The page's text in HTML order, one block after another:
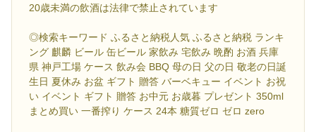
20歳未満の飲酒は法律で禁止されています
◎検索キーワード ふるさと納税人気 ふるさと納税 ランキ
ング 麒麟 ビール 缶ビール 家飲み 宅飲み 晩酌 お酒 兵庫
県 神戸工場 ケース 飲み会 BBQ 母の日 父の日 敬老の日誕
生日 夏休み お盆 ギフト 贈答 バーベキュー イベント お祝
い イベント ギフト 贈答 お中元 お歳暮 プレゼント 350ml
まとめ買い 一番搾り ケース 24本 糖質ゼロ ゼロ zero